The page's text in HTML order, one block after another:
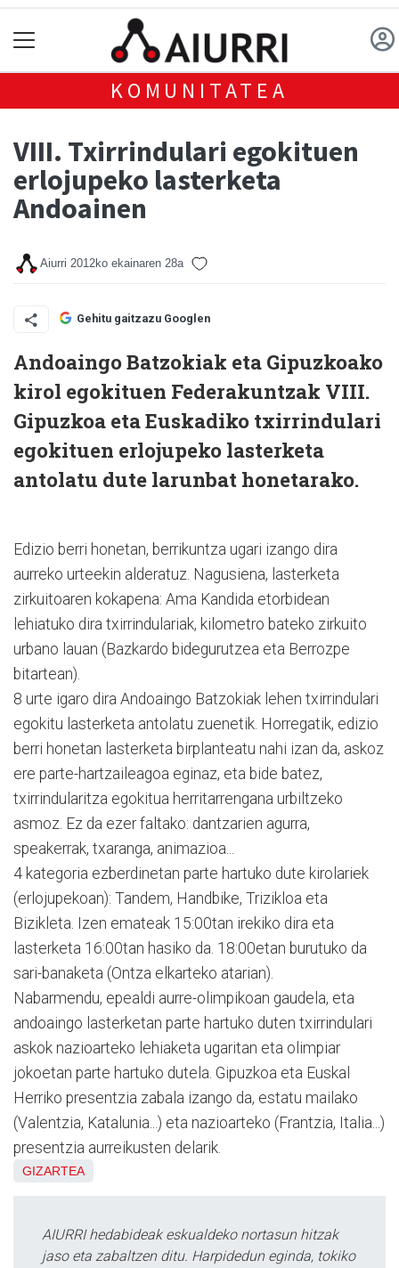
KOMUNITATEA
VIII. Txirrindulari egokituen
erlojupeko lasterketa
Andoainen
Aiurri 2012ko ekainaren 28a
Gehitu gaitzazu Googlen
Andoaingo Batzokiak eta Gipuzkoako
kirol egokituen Federakuntzak VIII.
Gipuzkoa eta Euskadiko txirrindulari
egokituen erlojupeko lasterketa
antolatu dute larunbat honetarako.
Edizio berri honetan, berrikuntza ugari izango dira
aurreko urteekin alderatuz. Nagusiena, lasterketa
zirkuitoaren kokapena: Ama Kandida etorbidean
lehiatuko dira txirrindulariak, kilometro bateko zirkuito
urbano lauan (Bazkardo bidegurutzea eta Berrozpe
bitartean).
8 urte igaro dira Andoaingo Batzokiak lehen txirrindulari
egokitu lasterketa antolatu zuenetik. Horregatik, edizio
berri honetan lasterketa birplanteatu nahi izan da, askoz
ere parte-hartzaileagoa eginaz, eta bide batez,
txirrindularitza egokitua herritarrengana urbiltzeko
asmoz. Ez da ezer faltako: dantzarien agurra,
speakerrak, txaranga, animazioa...
4 kategoria ezberdinetan parte hartuko dute kirolariek
(erlojupekoan): Tandem, Handbike, Trizikloa eta
Bizikleta. Izen emateak 15:00tan irekiko dira eta
lasterketa 16:00tan hasiko da. 18:00etan burutuko da
sari-banaketa (Ontza elkarteko atarian).
Nabarmendu, epealdi aurre-olimpikoan gaudela, eta
andoaingo lasterketan parte hartuko duten txirrindulari
askok nazioarteko lehiaketa ugaritan eta olimpiar
jokoetan parte hartuko dutela. Gipuzkoa eta Euskal
Herriko presentzia zabala izango da, estatu mailako
(Valentzia, Katalunia...) eta nazioarteko (Frantzia, Italia...)
presentzia aurreikusten delarik.
GIZARTEA
AIURRI hedabideak eskualdeko nortasun hitzak
jaso eta zabaltzen ditu. Harpidedun eginda, tokiko